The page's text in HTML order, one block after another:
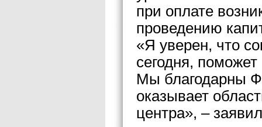
при оплате
проведению
«Я уверен, что
сегодня,
Мы благодарны
оказывает
центра», –